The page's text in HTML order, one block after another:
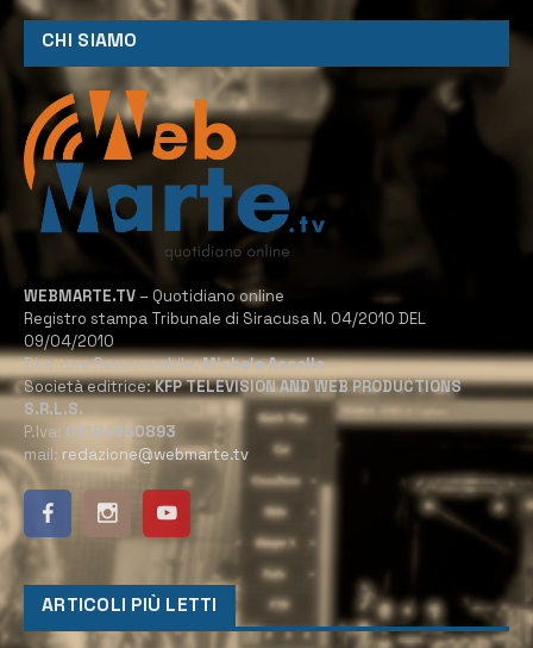
CHI SIAMO
WEBMARTE.TV – Quotidiano online
Registro stampa Tribunale di Siracusa N. 04/2010 DEL
09/04/2010
Direttore Responsabile:Michele Accolla
Società editrice:KFP TELEVISION AND WEB PRODUCTIONS
S.R.L.S.
P.Iva: 02184950893
mail: redazione@webmarte.tv
ARTICOLI PIÙ LETTI